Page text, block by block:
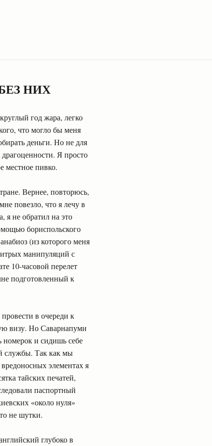
НИХ
год жара, легко
что могло бы меня
деньги. Но не для
Я просто
местное пивко.
Вернее, повторюсь,
повезло, что я лечу в
я не обратил на это
бориспольского
(из которого меня
манипуляций с
10-часовой перелет
подготовленный к
в очереди к
визу. Но Саварнапуми
номерок и сидишь себе
службы. Так как мы
элементах я
тайских печатей,
паспортный
«около нуля»
не шутки.
глубоко в